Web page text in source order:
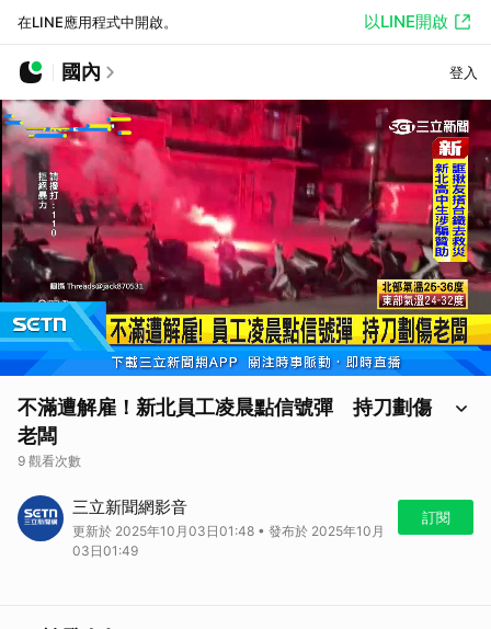
在LINE應用程式中開啟。 以LINE開啟
國內 登入
不滿遭解雇！新北員工凌晨點信號彈 持刀劃傷
老闆
9 觀看次數
今（3）日凌晨，新北板橋五權公園發生一起「持刀攻擊案件」，一名37
歲的男子與老闆在工作上有金錢糾紛，男子不滿遭解雇相約談判，沒想到
過程中他竟然點燃「信號彈」，還持刀劃傷老闆，嚇壞附近住戶。
三立新聞網影音
更新於 2025年10月03日01:48 • 發布於 2025年10月
03日01:49
訂閱